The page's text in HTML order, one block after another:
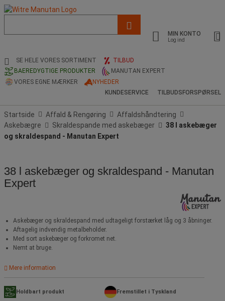
og
søgehistorik
MIN KONTO
Log ind
SE HELE VORES SORTIMENT
TILBUD
BAEREDYGTIGE PRODUKTER
MANUTAN EXPERT
VORES EGNE MÆRKER
NYHEDER
KUNDESERVICE
TILBUDSFORSPØRSEL
Startside Affald & Rengøring
Affaldshåndtering
Askebægre
Skraldespande med askebæger
38 l askebæger
og skraldespand - Manutan Expert
38 l askebæger og skraldespand - Manutan
Expert
Askebæger og skraldespand med udtageligt forstærket låg og 3 åbninger.
Aftagelig indvendig metalbeholder.
Med sort askebæger og forkromet net.
Nemt at bruge.
Mere information
Holdbart produkt Fremstillet i Tyskland